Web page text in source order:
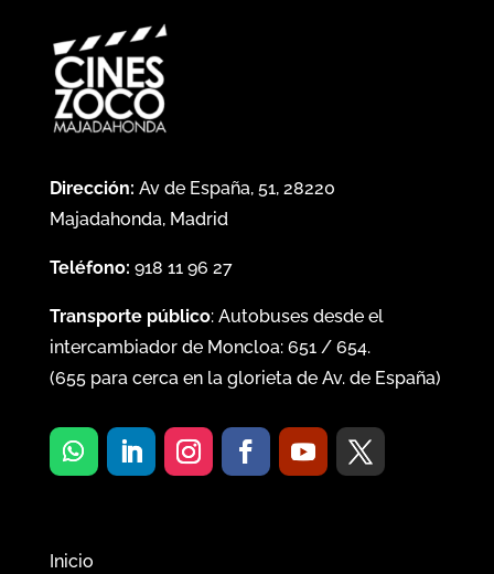
Dirección: Av de España, 51, 28220
Majadahonda, Madrid
Teléfono: 918 11 96 27
Transporte público: Autobuses desde el
intercambiador de Moncloa: 651/ 654.
(655para cerca en la glorieta de Av. de España)
Inicio